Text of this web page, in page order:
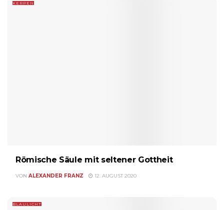
KERPEN
Römische Säule mit seltener Gottheit
VON ALEXANDER FRANZ 12. AUGUST 2020
BLAULICHT